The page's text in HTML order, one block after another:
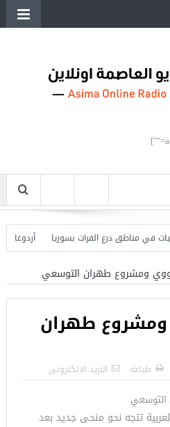
أردوغان
ومشروع طهران التوسعي
ومشروع طهران
طباعة البريد الالكترونى
التوسعي
تتجه نحو منحى جديد بعد